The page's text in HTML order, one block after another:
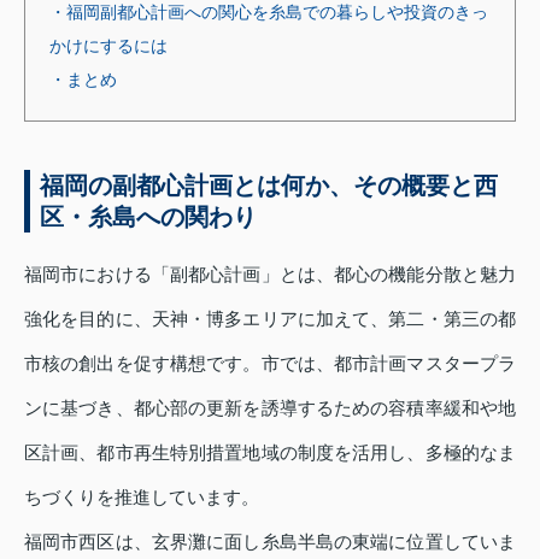
・福岡副都心計画への関心を糸島での暮らしや投資のきっ
かけにするには
・まとめ
福岡の副都心計画とは何か、その概要と西
区・糸島への関わり
福岡市における「副都心計画」とは、都心の機能分散と魅力
強化を目的に、天神・博多エリアに加えて、第二・第三の都
市核の創出を促す構想です。市では、都市計画マスタープラ
ンに基づき、都心部の更新を誘導するための容積率緩和や地
区計画、都市再生特別措置地域の制度を活用し、多極的なま
ちづくりを推進しています。
福岡市西区は、玄界灘に面し糸島半島の東端に位置していま